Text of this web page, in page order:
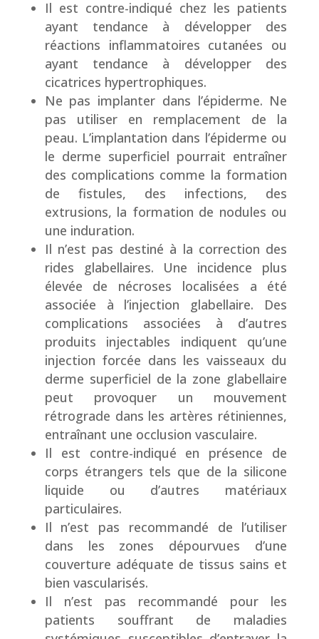
Il est contre-indiqué chez les patients
ayant tendance à développer des
réactions inflammatoires cutanées ou
ayant tendance à développer des
cicatrices hypertrophiques.
Ne pas implanter dans l’épiderme. Ne
pas utiliser en remplacement de la
peau. L’implantation dans l’épiderme ou
le derme superficiel pourrait entraîner
des complications comme la formation
de fistules, des infections, des
extrusions, la formation de nodules ou
une induration.
Il n’est pas destiné à la correction des
rides glabellaires. Une incidence plus
élevée de nécroses localisées a été
associée à l’injection glabellaire. Des
complications associées à d’autres
produits injectables indiquent qu’une
injection forcée dans les vaisseaux du
derme superficiel de la zone glabellaire
peut provoquer un mouvement
rétrograde dans les artères rétiniennes,
entraînant une occlusion vasculaire.
Il est contre-indiqué en présence de
corps étrangers tels que de la silicone
liquide ou d’autres matériaux
particulaires.
Il n’est pas recommandé de l’utiliser
dans les zones dépourvues d’une
couverture adéquate de tissus sains et
bien vascularisés.
Il n’est pas recommandé pour les
patients souffrant de maladies